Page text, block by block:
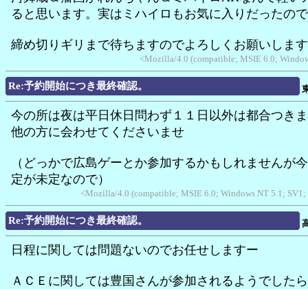
ると思います。実はミハイロもお気に入りだったの
締め切りギリまで待ちますのでよろしくお願いしま
<Mozilla/4.0 (compatible; MSIE 6.0;
Re:予約開始につき最終確認。
今の所は夜は平日休日問わず１１日以外は都合つき
他の方に会わせてくださいませ
（どっかで広島ゲーとか参加するかもしれませんが
定が未定なので）
<Mozilla/4.0 (compatible; MSIE 6.0; Windows NT 5.1;
Re:予約開始につき最終確認。
日程に関しては問題ないのでお任せしますー
ＡＣＥに関しては豊国さんが参加されるようでしたら